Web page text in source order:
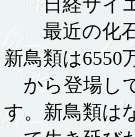
最近の化石
新鳥類は6550
から登場し
す。新鳥類は